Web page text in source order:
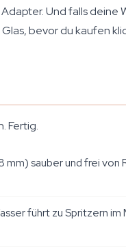
Und falls
bevor du kaufen
Fertig.
sauber und frei
führt zu Spritzern